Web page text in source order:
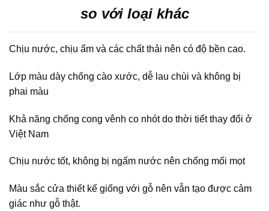
so với loại khác
Chịu nước, chịu ẩm và các chất thải nên có độ bền cao.
Lớp màu dày chống cào xước, dễ lau chùi và không bị
phai màu
Khả năng chống cong vênh co nhót do thời tiết thay đổi ở
Việt Nam
Chịu nước tốt, không bị ngấm nước nên chống mối mọt
Màu sắc cửa thiết kế giống với gỗ nên vẫn tạo được cảm
giác như gỗ thật.